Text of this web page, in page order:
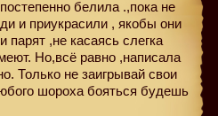
белила .,пока не
и приукрасили , якобы они
парят ,не касаясь слегка
Но,всё равно ,написала
Только не заигрывай свои
шороха бояться будешь